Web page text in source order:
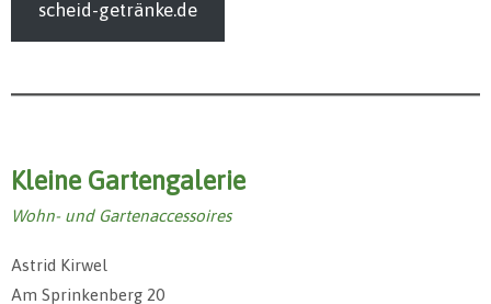
scheid-getränke.de
Kleine Gartengalerie
Wohn- und Gartenaccessoires
Astrid Kirwel
Am Sprinkenberg 20